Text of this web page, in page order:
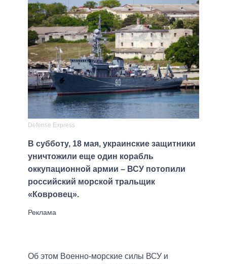
Defense Express
В субботу, 18 мая, украинские защитники
уничтожили еще один корабль
оккупационной армии – ВСУ потопили
российский морской тральщик
«Ковровец».
Об этом Военно-морские силы ВСУ и